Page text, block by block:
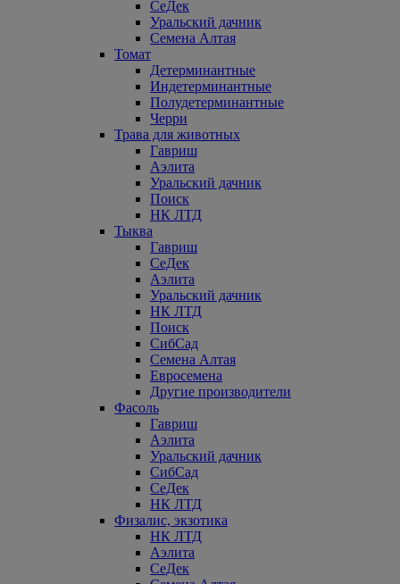
СеДек
Уральский дачник
Семена Алтая
Томат
Детерминантные
Индетерминантные
Полудетерминантные
Черри
Трава для животных
Гавриш
Аэлита
Уральский дачник
Поиск
НК ЛТД
Тыква
Гавриш
СеДек
Аэлита
Уральский дачник
НК ЛТД
Поиск
СибСад
Семена Алтая
Евросемена
Другие производители
Фасоль
Гавриш
Аэлита
Уральский дачник
СибСад
СеДек
НК ЛТД
Физалис, экзотика
НК ЛТД
Аэлита
СеДек